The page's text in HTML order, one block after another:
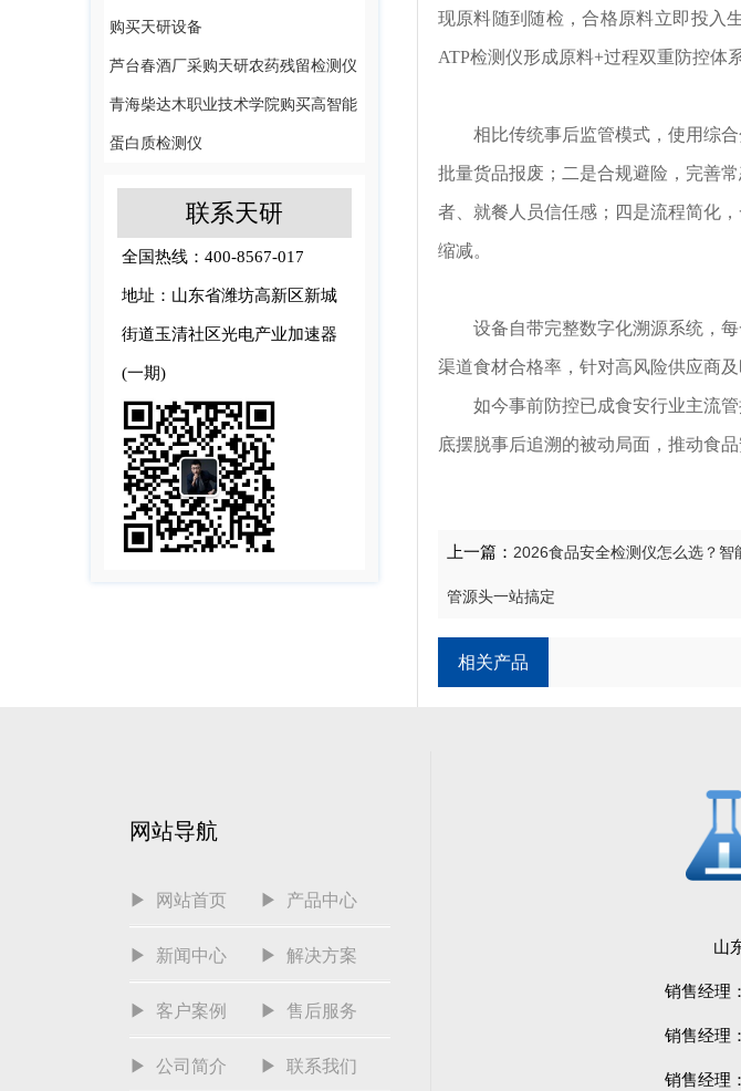
购买天研设备
芦台春酒厂采购天研农药残留检测仪
青海柴达木职业技术学院购买高智能
蛋白质检测仪
联系天研
全国热线：400-8567-017
地址：山东省潍坊高新区新城
街道玉清社区光电产业加速器
(一期)
现原料随到随检，合格原料立即投入
ATP检测仪形成原料+过程双重防控体
相比传统事后监管模式，使用综
批量货品报废；二是合规避险，完善
者、就餐人员信任感；四是流程简化
缩减。
设备自带完整数字化溯源系统，
渠道食材合格率，针对高风险供应商
如今事前防控已成食安行业主流
底摆脱事后追溯的被动局面，推动食
上一篇： 2026食品安全检测仪怎么选？智
管源头一站搞定
相关产品
网站导航
▶ 网站首页 ▶ 产品中心
▶ 新闻中心 ▶ 解决方案
▶ 客户案例 ▶ 售后服务
▶ 公司简介 ▶ 联系我们
山
销售经理
销售经理
销售经理